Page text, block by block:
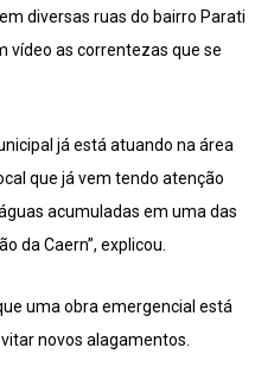
diversas ruas do bairro Parati
vídeo as correntezas que se
já está atuando na área
que já vem tendo atenção
acumuladas em uma das
da Caern”, explicou.
uma obra emergencial está
novos alagamentos.